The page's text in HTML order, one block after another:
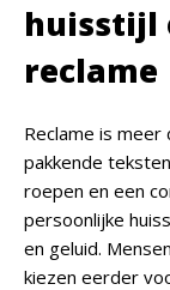
huisstijl
reclame
Reclame is meer
pakkende
roepen en een
persoonlijke
en geluid.
kiezen eerder